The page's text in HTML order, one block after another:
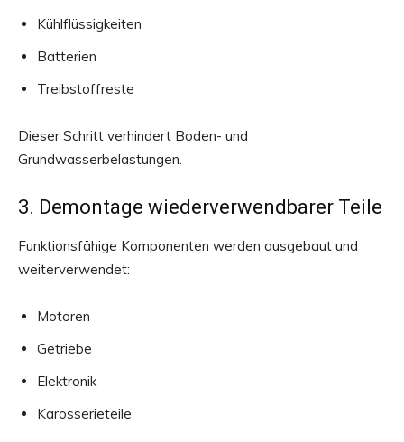
Kühlflüssigkeiten
Batterien
Treibstoffreste
Dieser Schritt verhindert Boden- und
Grundwasserbelastungen.
3. Demontage wiederverwendbarer Teile
Funktionsfähige Komponenten werden ausgebaut und
weiterverwendet:
Motoren
Getriebe
Elektronik
Karosserieteile